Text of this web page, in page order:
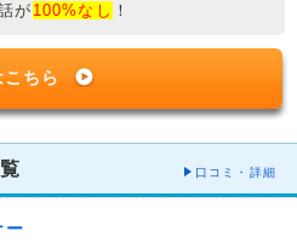
が 100%なし ！
ちら
口コミ・詳細
ー